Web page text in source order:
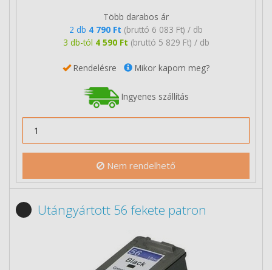
Több darabos ár
2 db 4 790 Ft (bruttó 6 083 Ft) / db
3 db-tól 4 590 Ft (bruttó 5 829 Ft) / db
Rendelésre Mikor kapom meg?
Ingyenes szállítás
Nem rendelhető
Utángyártott 56 fekete patron